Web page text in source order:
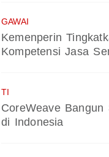
GAWAI
Kemenperin
Kompetensi Jasa
TI
CoreWeave
di Indonesia